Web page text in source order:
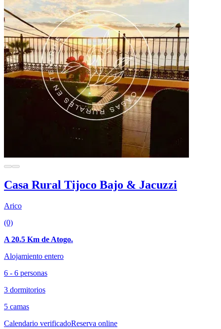
Casa Rural Tijoco Bajo & Jacuzzi
Arico
(0)
A 20.5 Km de Atogo.
Alojamiento entero
6 - 6 personas
3 dormitorios
5 camas
Calendario verificadoReserva online